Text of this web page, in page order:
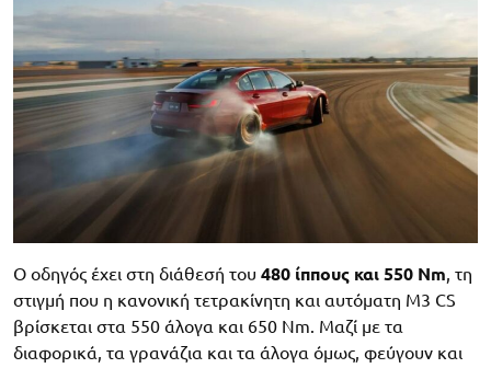
Ο οδηγός έχει στη διάθεσή του 480 ίππους και 550 Nm, τη
στιγμή που η κανονική τετρακίνητη και αυτόματη M3 CS
βρίσκεται στα 550 άλογα και 650 Nm. Μαζί με τα
διαφορικά, τα γρανάζια και τα άλογα όμως, φεύγουν και